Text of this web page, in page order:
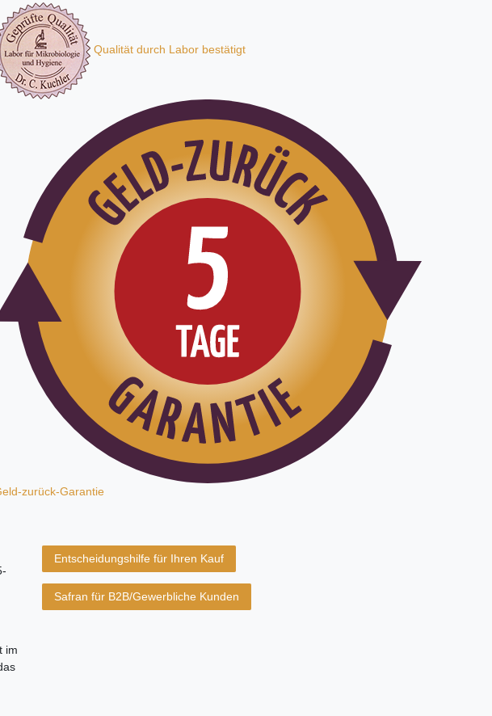
Qualität durch Labor bestätigt
zurück-Garantie
im
Entscheidungshilfe für Ihren Kauf
Safran für B2B/Gewerbliche Kunden